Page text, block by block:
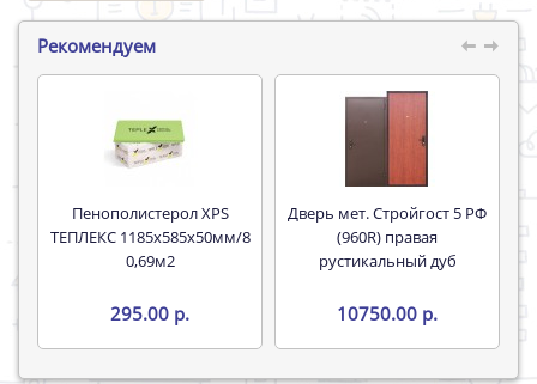
Рекомендуем
Пенополистерол XPS
ТЕПЛЕКС 1185х585х50мм/8
0,69м2
295.00 р.
Дверь мет. Стройгост 5 РФ
(960R) правая
рустикальный дуб
10750.00 р.